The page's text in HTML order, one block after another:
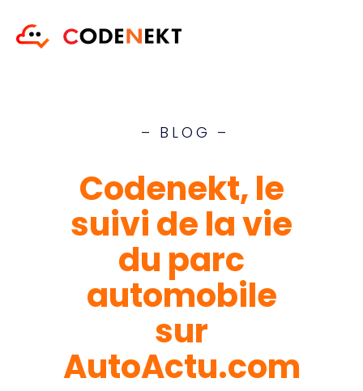
– BLOG –
Codenekt, le
suivi de la vie
du parc
automobile
sur
AutoActu.com